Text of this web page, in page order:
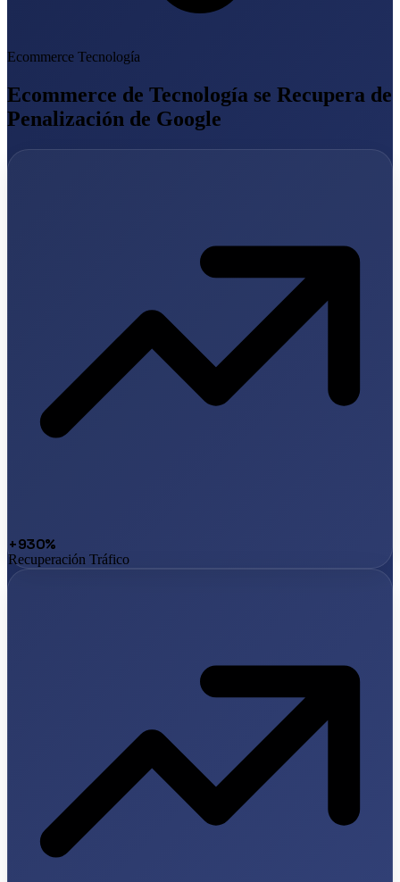
Ecommerce Tecnología
Ecommerce de Tecnología se Recupera de
Penalización de Google
+930%
Recuperación Tráfico